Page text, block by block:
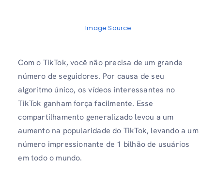
Image Source
Com o TikTok, você não precisa de um grande
número de seguidores. Por causa de seu
algoritmo único, os vídeos interessantes no
TikTok ganham força facilmente. Esse
compartilhamento generalizado levou a um
aumento na popularidade do TikTok, levando a um
número impressionante de 1 bilhão de usuários
em todo o mundo.